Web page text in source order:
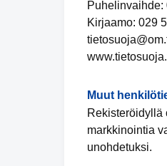
Puhelinvaihde:
Kirjaamo: 029
Muut
Rekisteröidyllä
markkinointia
unohdetuksi.